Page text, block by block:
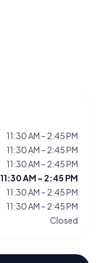
11:30 AM – 2:45 PM
11:30 AM – 2:45 PM
11:30 AM – 2:45 PM
11:30 AM – 2:45 PM
11:30 AM – 2:45 PM
11:30 AM – 2:45 PM
Closed